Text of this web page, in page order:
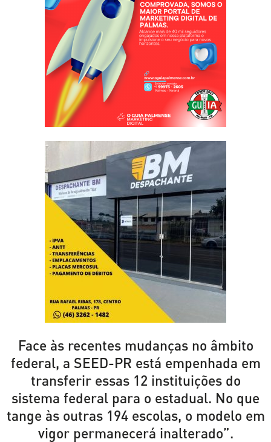
Face às recentes mudanças no âmbito
federal, a SEED-PR está empenhada em
transferir essas 12 instituições do
sistema federal para o estadual. No que
tange às outras 194 escolas, o modelo em
vigor permanecerá inalterado”.